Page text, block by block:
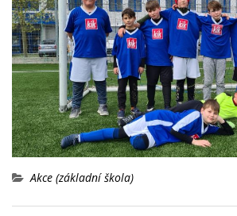
Akce (základní škola)